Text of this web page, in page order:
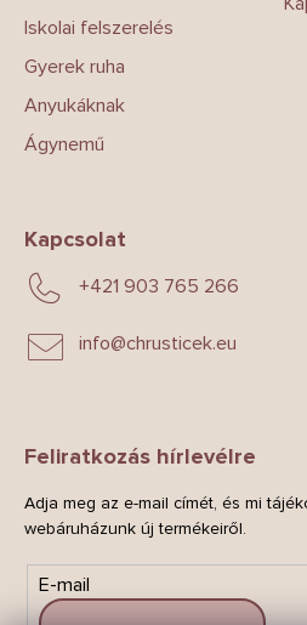
Iskolai felszerelés
Gyerek ruha
Anyukáknak
Ágynemű
Kapcsolat
info@chrusticek.eu
+421 903 765 266
Feliratkozás hírlevélre
Adja meg az e-mail címét, és mi
webáruházunk új termékeiről.
E-mail